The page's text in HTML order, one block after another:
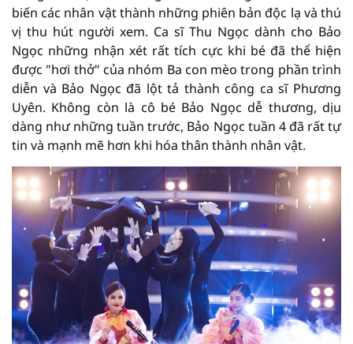
biến các nhân vật thành những phiên bản độc lạ và thú
vị thu hút người xem. Ca sĩ Thu Ngọc dành cho Bảo
Ngọc những nhận xét rất tích cực khi bé đã thể hiện
được "hơi thở" của nhóm Ba con mèo trong phần trình
diễn và Bảo Ngọc đã lột tả thành công ca sĩ Phương
Uyên. Không còn là cô bé Bảo Ngọc dễ thương, dịu
dàng như những tuần trước, Bảo Ngọc tuần 4 đã rất tự
tin và mạnh mẽ hơn khi hóa thân thành nhân vật.